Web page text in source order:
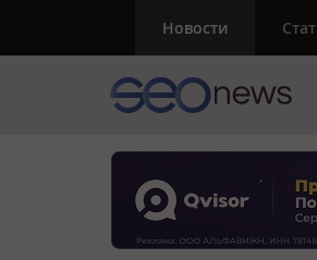
Новости